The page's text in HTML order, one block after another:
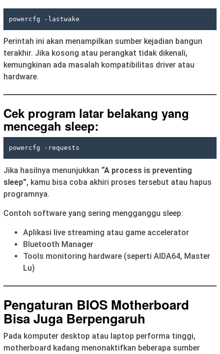
Perintah ini akan menampilkan sumber kejadian bangun
terakhir. Jika kosong atau perangkat tidak dikenali,
kemungkinan ada masalah kompatibilitas driver atau
hardware.
Cek program latar belakang yang
mencegah sleep:
Jika hasilnya menunjukkan “A process is preventing
sleep”, kamu bisa coba akhiri proses tersebut atau hapus
programnya.
Contoh software yang sering mengganggu sleep:
Aplikasi live streaming atau game accelerator
Bluetooth Manager
Tools monitoring hardware (seperti AIDA64, Master
Lu)
Pengaturan BIOS Motherboard
Bisa Juga Berpengaruh
Pada komputer desktop atau laptop performa tinggi,
motherboard kadang menonaktifkan beberapa sumber